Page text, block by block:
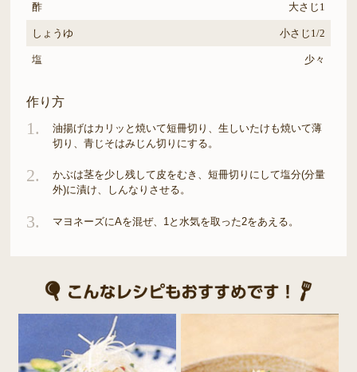
酢 大さじ1
しょうゆ 小さじ1/2
塩 少々
作り方
1.
油揚げはカリッと焼いて短冊切り、生しいたけも焼いて薄
切り、青じそはみじん切りにする。
2.
かぶは茎を少し残して皮をむき、短冊切りにして塩分(分量
外)に漬け、しんなりさせる。
3. マヨネーズにAを混ぜ、1と水気を取った2をあえる。